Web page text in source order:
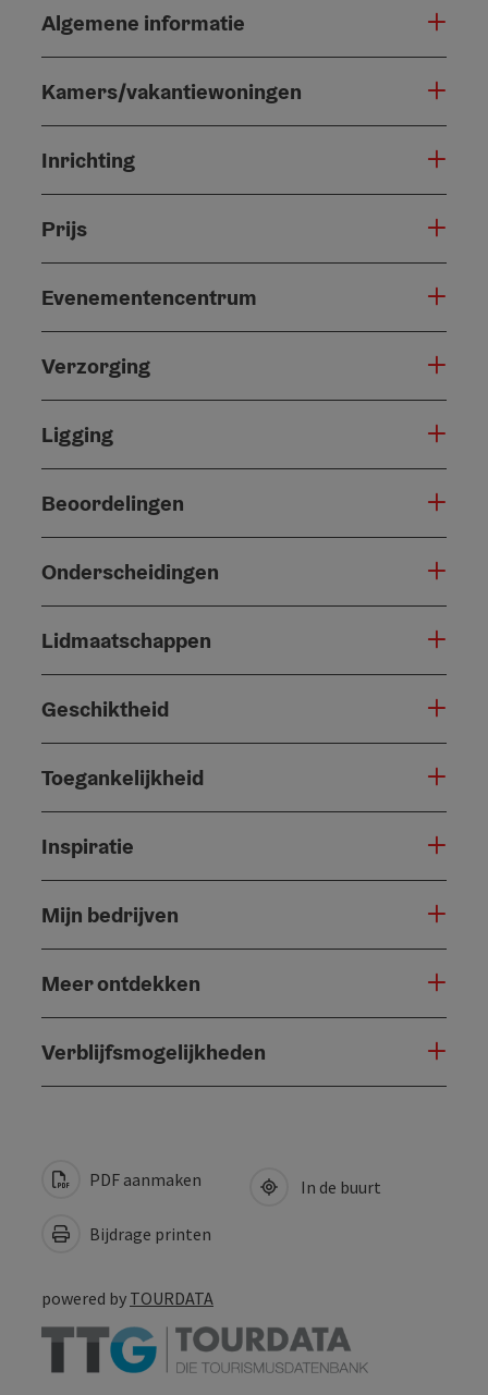
Algemene informatie
Kamers/vakantiewoningen
Inrichting
Prijs
Evenementencentrum
Verzorging
Ligging
Beoordelingen
Onderscheidingen
Lidmaatschappen
Geschiktheid
Toegankelijkheid
Inspiratie
Mijn bedrijven
Meer ontdekken
Verblijfsmogelijkheden
PDF aanmaken
Bijdrage printen
In de buurt
powered by TOURDATA